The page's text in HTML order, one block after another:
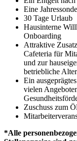
Eine
30 Tage Urlaub
Hausinterne
Onboarding
Attraktive
Cafeteria für
und zur
betriebliche
Ein
vielen
Zuschuss zum
*Alle